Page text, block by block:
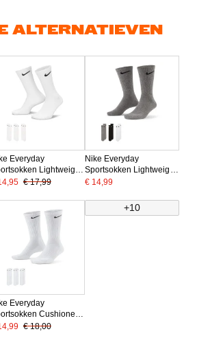
ALTERNATIEVEN
Everyday
Lightweight
Wit Zwart
€ 17,99
Nike Everyday
Sportsokken Lightweight
3-Pack Grijs Zwart Wit
€ 14,99
Everyday
Cushioned
Wit Zwart
€ 18,00
+10